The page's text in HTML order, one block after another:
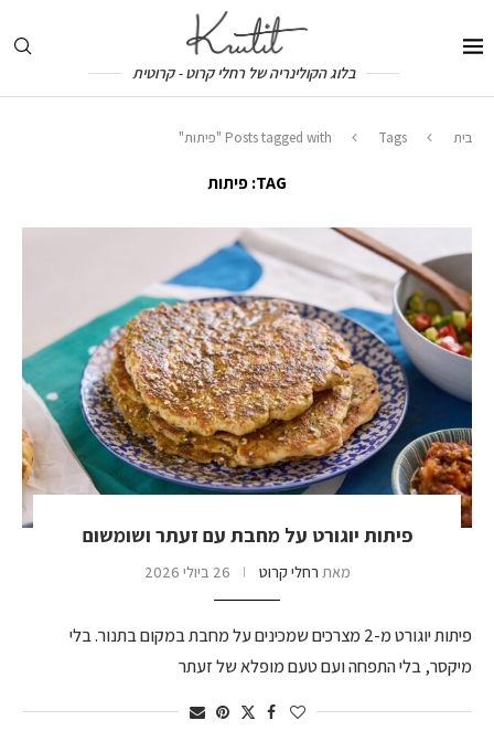
בלוג הקולינריה של רחלי קרוט - קרוטית
בית Tags Posts tagged with "פיתות"
TAG: פיתות
פיתות יוגורט על מחבת עם זעתר ושומשום
מאת רחלי קרוט 26 ביולי 2026
פיתות יוגורט מ-2 מצרכים שמכינים על מחבת במקום בתנור. בלי
מיקסר, בלי התפחה ועם טעם מופלא של זעתר